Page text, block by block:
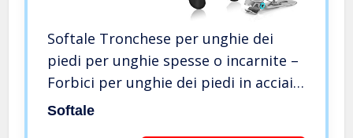
Softale Tronchese per unghie dei
piedi per unghie spesse o incarnite –
Forbici per unghie dei piedi in acciaio
inossidabile per impieghi gravosi con
Softale